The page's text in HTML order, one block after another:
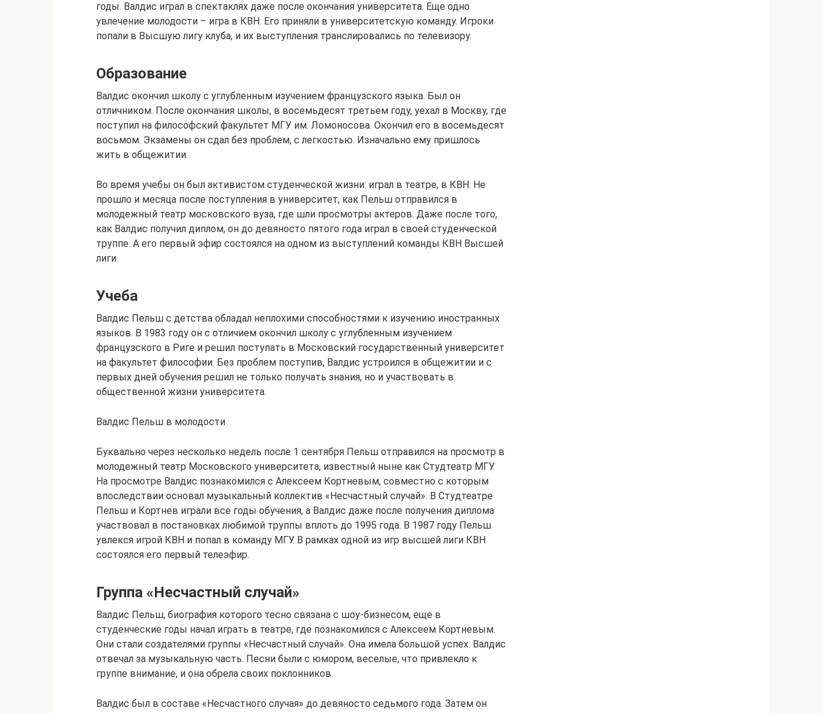
годы. Валдис играл в спектаклях даже после окончания университета. Еще одно
увлечение молодости – игра в КВН. Его приняли в университетскую команду. Игроки
попали в Высшую лигу клуба, и их выступления транслировались по телевизору.
Образование
Валдис окончил школу с углубленным изучением французского языка. Был он
отличником. После окончания школы, в восемьдесят третьем году, уехал в Москву, где
поступил на философский факультет МГУ им. Ломоносова. Окончил его в восемьдесят
восьмом. Экзамены он сдал без проблем, с легкостью. Изначально ему пришлось
жить в общежитии.
Во время учебы он был активистом студенческой жизни: играл в театре, в КВН. Не
прошло и месяца после поступления в университет, как Пельш отправился в
молодежный театр московского вуза, где шли просмотры актеров. Даже после того,
как Валдис получил диплом, он до девяносто пятого года играл в своей студенческой
труппе. А его первый эфир состоялся на одном из выступлений команды КВН Высшей
лиги.
Учеба
Валдис Пельш с детства обладал неплохими способностями к изучению иностранных
языков. В 1983 году он с отличием окончил школу с углубленным изучением
французского в Риге и решил поступать в Московский государственный университет
на факультет философии. Без проблем поступив, Валдис устроился в общежитии и с
первых дней обучения решил не только получать знания, но и участвовать в
общественной жизни университета.
Валдис Пельш в молодости
Буквально через несколько недель после 1 сентября Пельш отправился на просмотр в
молодежный театр Московского университета, известный ныне как Студтеатр МГУ.
На просмотре Валдис познакомился с Алексеем Кортневым, совместно с которым
впоследствии основал музыкальный коллектив «Несчастный случай». В Студтеатре
Пельш и Кортнев играли все годы обучения, а Валдис даже после получения диплома
участвовал в постановках любимой труппы вплоть до 1995 года. В 1987 году Пельш
увлекся игрой КВН и попал в команду МГУ. В рамках одной из игр высшей лиги КВН
состоялся его первый телеэфир.
Группа «Несчастный случай»
Валдис Пельш, биография которого тесно связана с шоу-бизнесом, еще в
студенческие годы начал играть в театре, где познакомился с Алексеем Кортневым.
Они стали создателями группы «Несчастный случай». Она имела большой успех. Валдис
отвечал за музыкальную часть. Песни были с юмором, веселые, что привлекло к
группе внимание, и она обрела своих поклонников.
Валдис был в составе «Несчастного случая» до девяносто седьмого года. Затем он